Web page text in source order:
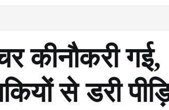
कीनौकरी गई,
से डरी